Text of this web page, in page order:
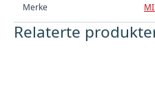
Merke
Relaterte